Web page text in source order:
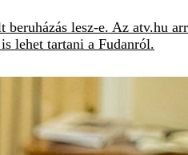
beruházás lesz-e. Az atv.hu
lehet tartani a Fudanról.